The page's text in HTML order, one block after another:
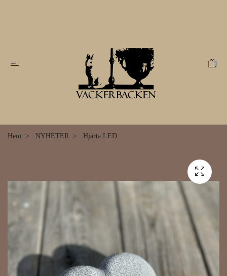
Hem NYHETER Hjärta LED